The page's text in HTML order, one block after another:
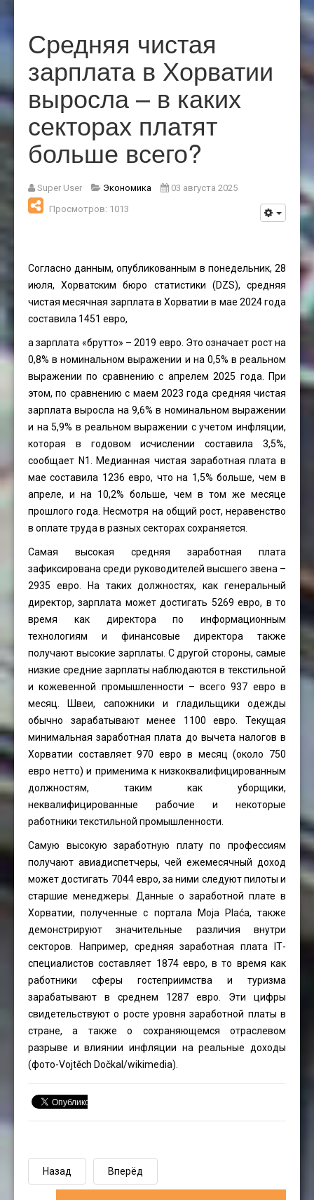
Средняя чистая
зарплата в Хорватии
выросла – в каких
секторах платят
больше всего?
Super User Экономика
03 августа 2025
Просмотров: 1013
Согласно данным, опубликованным в понедельник, 28
июля, Хорватским бюро статистики (DZS), средняя
чистая месячная зарплата в Хорватии в мае 2024 года
составила 1451 евро,
а зарплата «брутто» – 2019 евро. Это означает рост на
0,8% в номинальном выражении и на 0,5% в реальном
выражении по сравнению с апрелем 2025 года. При
этом, по сравнению с маем 2023 года средняя чистая
зарплата выросла на 9,6% в номинальном выражении
и на 5,9% в реальном выражении с учетом инфляции,
которая в годовом исчислении составила 3,5%,
сообщает N1. Медианная чистая заработная плата в
мае составила 1236 евро, что на 1,5% больше, чем в
апреле, и на 10,2% больше, чем в том же месяце
прошлого года. Несмотря на общий рост, неравенство
в оплате труда в разных секторах сохраняется.
Самая высокая средняя заработная плата
зафиксирована среди руководителей высшего звена –
2935 евро. На таких должностях, как генеральный
директор, зарплата может достигать 5269 евро, в то
время как директора по информационным
технологиям и финансовые директора также
получают высокие зарплаты. С другой стороны, самые
низкие средние зарплаты наблюдаются в текстильной
и кожевенной промышленности – всего 937 евро в
месяц. Швеи, сапожники и гладильщики одежды
обычно зарабатывают менее 1100 евро. Текущая
минимальная заработная плата до вычета налогов в
Хорватии составляет 970 евро в месяц (около 750
евро нетто) и применима к низкоквалифицированным
должностям, таким как уборщики,
неквалифицированные рабочие и некоторые
работники текстильной промышленности.
Самую высокую заработную плату по профессиям
получают авиадиспетчеры, чей ежемесячный доход
может достигать 7044 евро, за ними следуют пилоты и
старшие менеджеры. Данные о заработной плате в
Хорватии, полученные с портала Moja Plaća, также
демонстрируют значительные различия внутри
секторов. Например, средняя заработная плата IТ-
специалистов составляет 1874 евро, в то время как
работники сферы гостеприимства и туризма
зарабатывают в среднем 1287 евро. Эти цифры
свидетельствуют о росте уровня заработной платы в
стране, а также о сохраняющемся отраслевом
разрыве и влиянии инфляции на реальные доходы
(фото-Vojtěch Dočkal /wikimedia).
Назад Вперёд